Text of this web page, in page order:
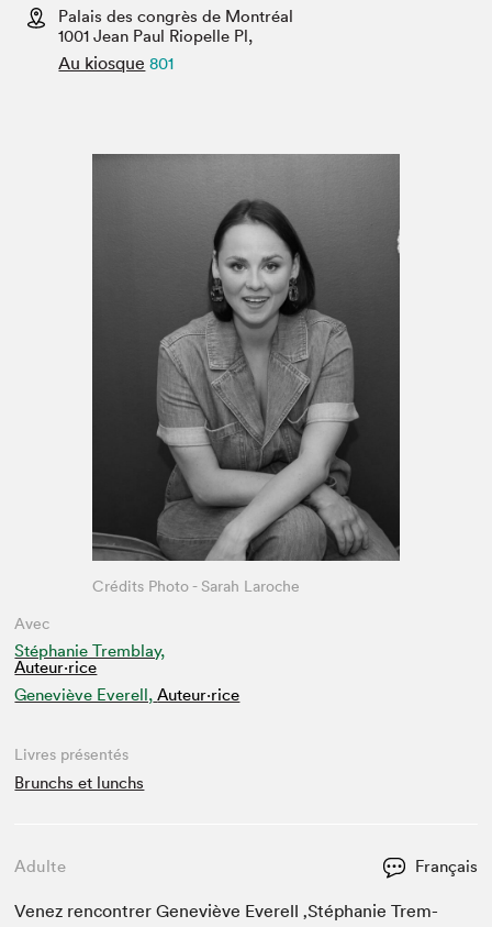
Espace médias
Palais des congrès de Montréal
1001 Jean Paul Riopelle Pl,
Au kiosque 801
Avec
Stéphanie Tremblay,
Auteur·rice
Geneviève Everell, Auteur·rice
Crédits Photo - Sarah Laroche
Livres présentés
Brunchs et lunchs
Adulte Français
Venez ren­con­tr­er Geneviève Everell‚Stéphanie Trem­